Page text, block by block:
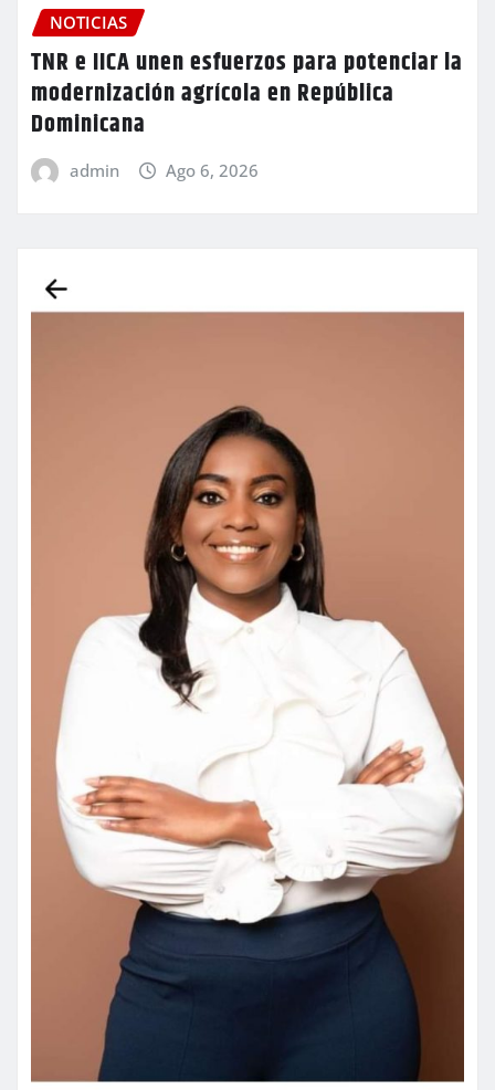
NOTICIAS
TNR e IICA unen esfuerzos para potenciar la
modernización agrícola en República
Dominicana
admin Ago 6, 2026